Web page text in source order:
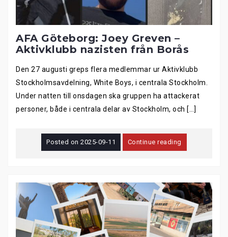
AFA Göteborg: Joey Greven –
Aktivklubb nazisten från Borås
Den 27 augusti greps flera medlemmar ur Aktivklubb
Stockholmsavdelning, White Boys, i centrala Stockholm.
Under natten till onsdagen ska gruppen ha attackerat
personer, både i centrala delar av Stockholm, och […]
Posted on2025-09-11 Continue reading